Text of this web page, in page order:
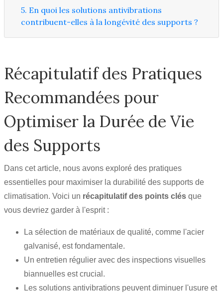
5. En quoi les solutions antivibrations
contribuent-elles à la longévité des supports ?
Récapitulatif des Pratiques
Recommandées pour
Optimiser la Durée de Vie
des Supports
Dans cet article, nous avons exploré des pratiques
essentielles pour maximiser la durabilité des supports de
climatisation. Voici un récapitulatif des points clés que
vous devriez garder à l'esprit :
La sélection de matériaux de qualité, comme l'acier
galvanisé, est fondamentale.
Un entretien régulier avec des inspections visuelles
biannuelles est crucial.
Les solutions antivibrations peuvent diminuer l'usure et